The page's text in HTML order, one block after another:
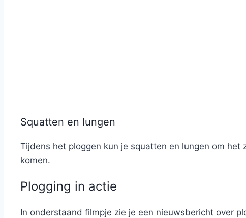
Squatten en lungen
Tijdens het ploggen kun je squatten en lungen om
komen.
Plogging in actie
In onderstaand filmpje zie je een nieuwsbericht over